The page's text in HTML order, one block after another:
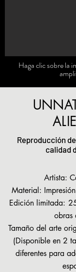
Haga clic sobre la
Reproducción
calidad
Artista:
Material:
Edición limitada:
obras
Tamaño del arte
(Disponible en 2
diferentes para